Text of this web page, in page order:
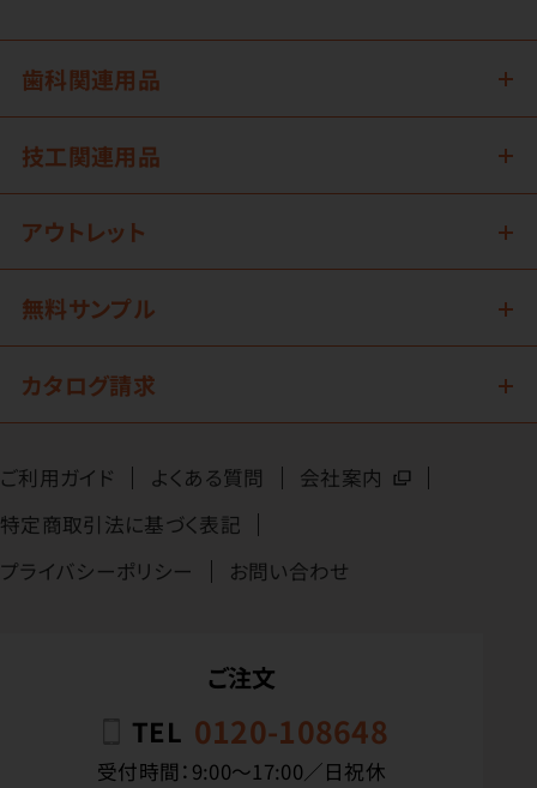
歯科関連用品
技工関連用品
アウトレット
無料サンプル
カタログ請求
ご利用ガイド よくある質問
会社案内
特定商取引法に基づく表記
プライバシーポリシー
お問い合わせ
ご注文
TEL 0120-108648
受付時間：9:00〜17:00／日祝休